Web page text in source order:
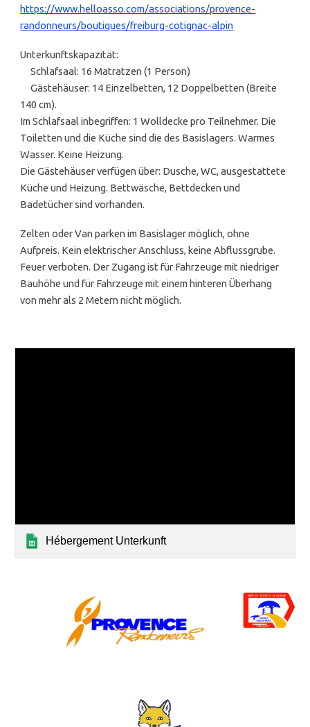
https://www.helloasso.com/associations/provence-
randonneurs/boutiques/freiburg-cotignac-alpin
Unterkunftskapazität:
Schlafsaal: 16 Matratzen (1 Person)
Gästehäuser: 14 Einzelbetten, 12 Doppelbetten (Breite
140 cm).
Im Schlafsaal inbegriffen: 1 Wolldecke pro Teilnehmer. Die
Toiletten und die Küche sind die des Basislagers. Warmes
Wasser. Keine Heizung.
Die Gästehäuser verfügen über: Dusche, WC, ausgestattete
Küche und Heizung. Bettwäsche, Bettdecken und
Badetücher sind vorhanden.
Zelten oder Van parken im Basislager möglich, ohne
Aufpreis. Kein elektrischer Anschluss, keine Abflussgrube.
Feuer verboten. Der Zugang ist für Fahrzeuge mit niedriger
Bauhöhe und für Fahrzeuge mit einem hinteren Überhang
von mehr als 2 Metern nicht möglich.
Hébergement Unterkunft